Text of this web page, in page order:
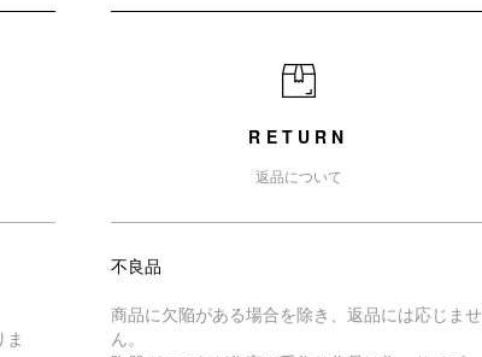
RETURN
返品について
不良品
商品に欠陥がある場合を除き、返品には応じませ
ん。